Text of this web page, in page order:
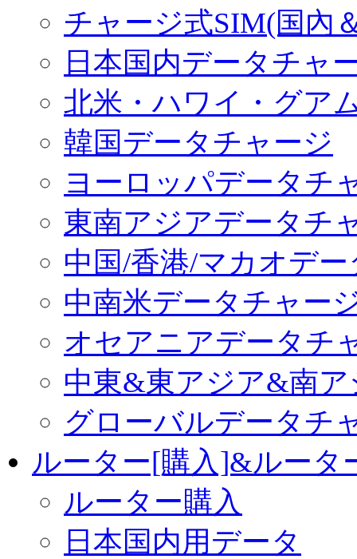
チャージ式SIM(国內
日本国内データチャ
北米・ハワイ・グア
韓国データチャージ
ヨーロッパデータチ
東南アジアデータチ
中国/香港/マカオデ
中南米データチャー
オセアニアデータチ
中東&東アジア&南
グローバルデータチ
ルーター[購入]&ルータ
ルーター購入
日本国内用データ